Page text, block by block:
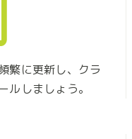
繁に更新し、クラ
ルしましょう。